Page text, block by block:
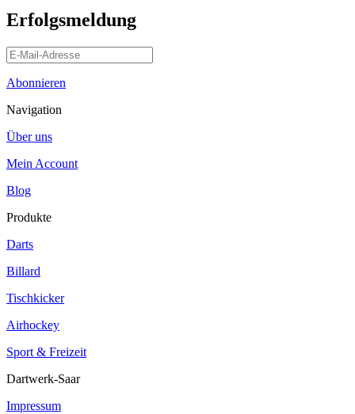
Erfolgsmeldung
Abonnieren
Navigation
Über uns
Mein Account
Blog
Produkte
Darts
Billard
Tischkicker
Airhockey
Sport & Freizeit
Dartwerk-Saar
Impressum